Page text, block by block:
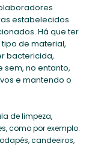
estabelecidos
Há que ter
de material,
bactericida,
no entanto,
e mantendo o
de limpeza,
como por exemplo:
candeeiros,